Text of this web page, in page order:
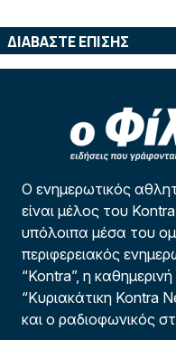
ΔΙΑΒΑΣΤΕ ΕΠΙΣΗΣ
Ο ενημερωτικός
είναι μέλος του
υπόλοιπα μέσα του
περιφερειακός
“Kontra”, η
“Κυριακάτικη Kontra
και ο ραδιοφωνικός